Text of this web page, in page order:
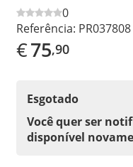
0
Referência: PR037808
€75,90
Esgotado
Você quer ser
disponível